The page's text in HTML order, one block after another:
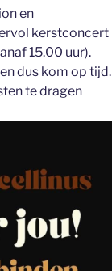
en
kerstconcert
15.00 uur).
dus kom op tijd.
te dragen